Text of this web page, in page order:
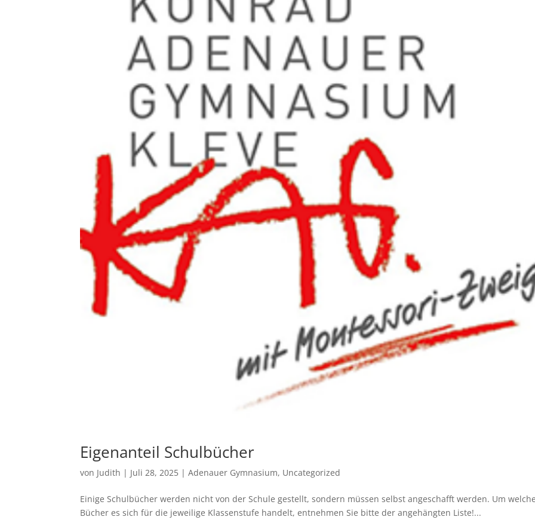
Eigenanteil Schulbücher
von Judith | Juli 28, 2025 |Adenauer Gymnasium, Uncategorized
Einige Schulbücher werden nicht von der Schule gestellt, sondern müssen selbst angeschafft werden. Um
Bücher es sich für die jeweilige Klassenstufe handelt, entnehmen Sie bitte der angehängten Liste!...